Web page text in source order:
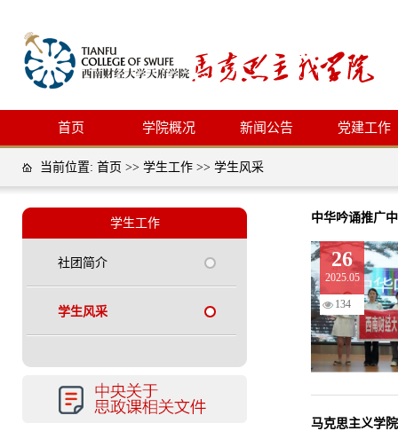
首页 学院概况 新闻公告 党建工作
当前位置: 首页 >> 学生工作 >> 学生风采
学生工作
社团简介
学生风采
中华吟诵推广
26
2025.05
134
马克思主义学